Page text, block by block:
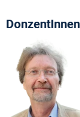
DonzentInnen